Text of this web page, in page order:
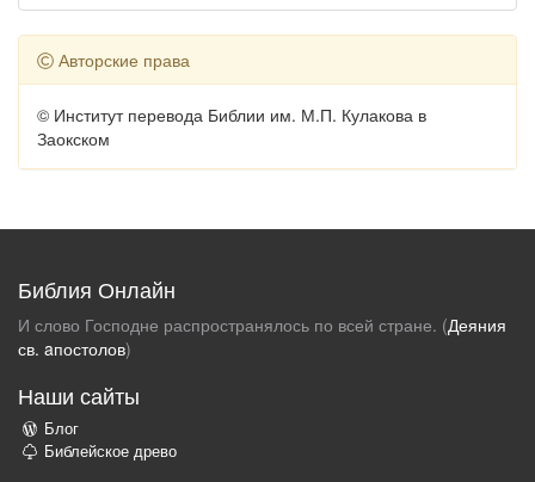
Авторские права
© Институт перевода Библии им. М.П. Кулакова в
Заокском
Библия Онлайн
И слово Господне распространялось по всей стране. (Деяния
св. aпостолов)
Наши сайты
Блог
Библейское древо